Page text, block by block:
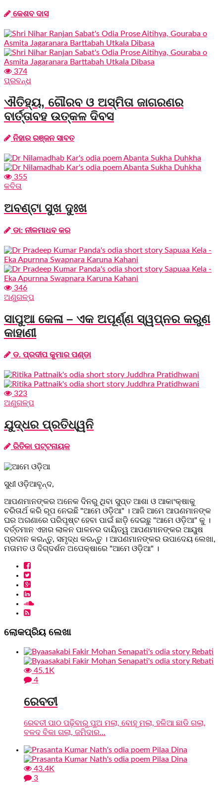
କେଶବ ଦାସ
374
ପ୍ରବନ୍ଧ
ଐତିହ୍ୟ, ଗୌରବ ଓ ଅସ୍ମିତା ଜାଗରଣର
ବାର୍ତ୍ତାବହ ଉତ୍କଳ ଦିବସ
ନିହାର ରଞ୍ଜନ ସାବତ
355
କବିତା
ଅବଣ୍ଟା ସୁଖ ଦୁଃଖ
ଡା: ନୀଳମାଧବ କର
346
ଅଣୁଗଳ୍ପ
ସାପୁଆ କେଳା – ଏକ ଅପୂର୍ଣ୍ଣ ସ୍ୱପ୍ନର କରୁଣ
କାହାଣୀ
ଡ. ପ୍ରଦୀପ କୁମାର ପଣ୍ଡା
323
ଅଣୁଗଳ୍ପ
ଯୁଦ୍ଧର ପ୍ରତିଧ୍ୱନି
ରିତିକା ପଟ୍ଟନାୟକ
ସୁଧୀ ଓଡ଼ିଆବୃନ୍ଦ,
ଆପଣମାନଙ୍କର ଅନେକ ଦିନରୁ ଥିବା ସୁପ୍ତ ଆଶା ଓ ଆକାଂକ୍ଷାକୁ
ଚରିତାର୍ଥ କରି ରୂପ ନେଇଛି "ଆମେ ଓଡ଼ିଆ" । ଆଜି ଆମେ ଆପଣମାନଙ୍କ
ଘର ଅଗଣାରେ ପରିପୃଷ୍ଟ ହେବା ପାଇଁ ଛାଡ଼ି ଦେଇଛୁ "ଆମେ ଓଡ଼ିଆ" କୁ ।
ବର୍ତ୍ତମାନ ଏହାର ଲାଳନ ପାଳନର ଦାୟିତ୍ୱ ଆପଣମାନଙ୍କର ଆୟୁଷ
ପ୍ରଦାନ କରନ୍ତୁ, ସମୃଦ୍ଧ କରନ୍ତୁ । ଆପଣମାନଙ୍କର ଉପାଦେୟ ଲେଖା,
ମତାମତ ଓ ଦିଗ୍ଦର୍ଶନ ଅପେକ୍ଷାରେ "ଆମେ ଓଡ଼ିଆ" ।
ଲୋକପ୍ରିୟ ଲେଖା
45.1K
4
ରେବତୀ
ରେବତୀ ପାଠ ପଢ଼ିବାରୁ ପୁଅ ମଲା, ବୋହୂ ମଲା, ହଳିଆ ଛାଡି ଗଲା,
ବଳଦ ବିକା ଗଲା, ଜମିଦାର...
43.4K
3